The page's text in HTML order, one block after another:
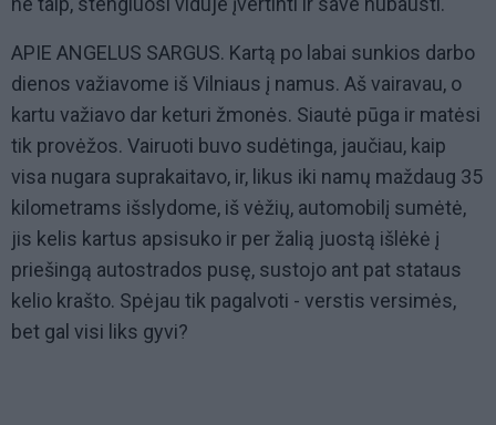
APIE ANGELUS SARGUS. Kartą po labai sunkios darbo
dienos važiavome iš Vilniaus į namus. Aš vairavau, o
kartu važiavo dar keturi žmonės. Siautė pūga ir matėsi
tik provėžos. Vairuoti buvo sudėtinga, jaučiau, kaip
visa nugara suprakaitavo, ir, likus iki namų maždaug 35
kilometrams išslydome, iš vėžių, automobilį sumėtė,
jis kelis kartus apsisuko ir per žalią juostą išlėkė į
priešingą autostrados pusę, sustojo ant pat stataus
kelio krašto. Spėjau tik pagalvoti - verstis versimės,
bet gal visi liks gyvi?